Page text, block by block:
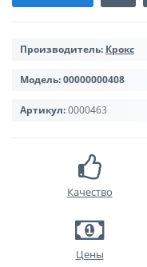
Производитель: Крокс
Модель:00000000408
Артикул:0000463
Качество
Цены